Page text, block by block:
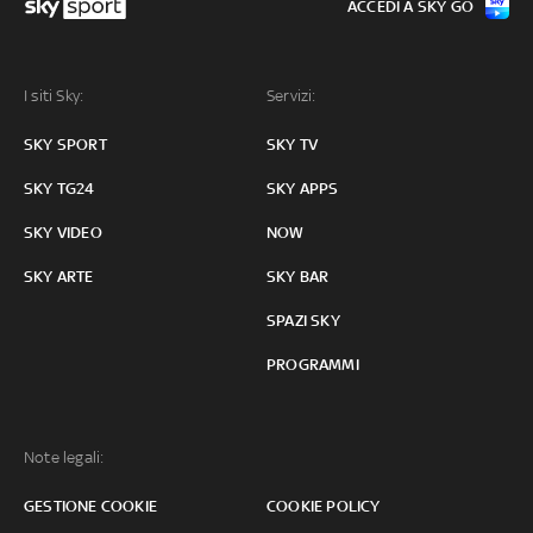
I siti Sky:
SKY SPORT
SKY TG24
SKY VIDEO
SKY ARTE
Servizi:
SKY TV
SKY APPS
NOW
SKY BAR
SPAZI SKY
PROGRAMMI
Note legali:
GESTIONE COOKIE COOKIE POLICY
ACCEDI A SKY GO